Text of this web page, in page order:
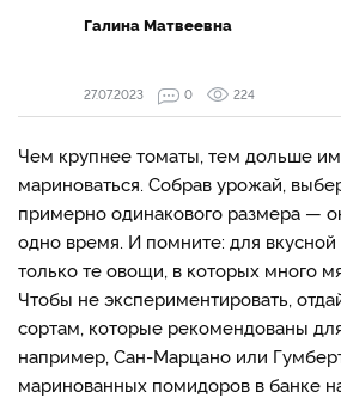
Галина Матвеевна
27.07.2023
0 224
Чем крупнее томаты, тем дольше
мариноваться. Собрав урожай,
примерно одинакового размера —
одно время. И помните: для вкусной
только те овощи, в которых много
Чтобы не экспериментировать,
сортам, которые рекомендованы
например, Сан-Марцано или
маринованных помидоров в банке